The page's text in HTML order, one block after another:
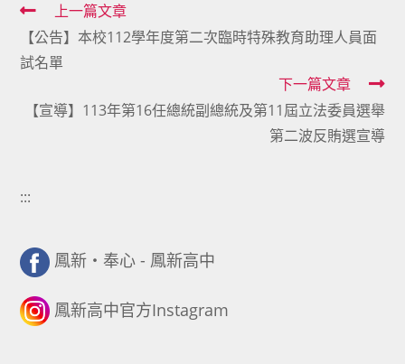
Read
more
articles
上一篇文章
【公告】本校112學年度第二次臨時特殊教育助理人員面
試名單
下一篇文章
【宣導】113年第16任總統副總統及第11屆立法委員選舉
第二波反賄選宣導
:::
鳳新・奉心 - 鳳新高中
鳳新高中官方Instagram